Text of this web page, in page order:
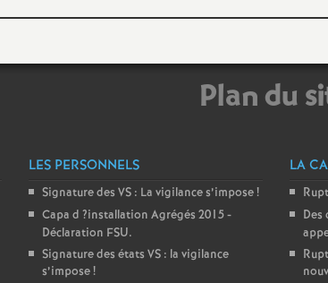
e
g
r
Plan du
LES PERSONNELS
Signature des VS: La vigilance s’impose!
Capa d ?installation Agrégés 2015 -
Déclaration FSU.
Signature des états VS: la vigilance
s’impose!
LA
Des